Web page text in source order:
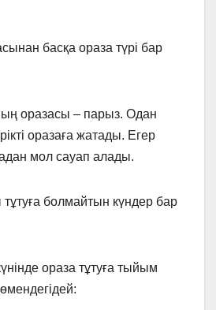
басқа ораза түрі бар
оразасы – парыз. Одан
оразаға жатады. Егер
мол сауап алады.
тұтуға болмайтын күндер бар
ораза тұтуға тыйым